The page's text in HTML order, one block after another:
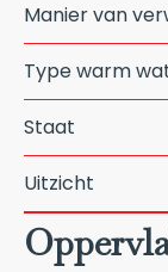
Manier van
Type warm
Staat
Uitzicht